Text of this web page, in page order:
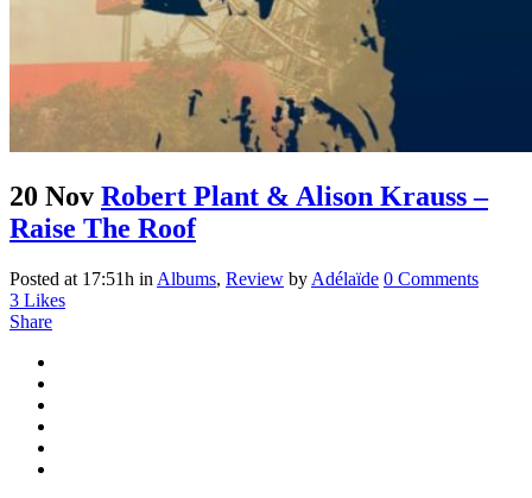
20 Nov Robert Plant & Alison Krauss –
Raise The Roof
Posted at 17:51h in Albums, Review by Adélaïde 0 Comments
3 Likes
Share